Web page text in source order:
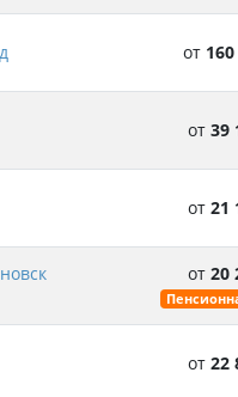
от
от 39
от 21
от 20
от 22